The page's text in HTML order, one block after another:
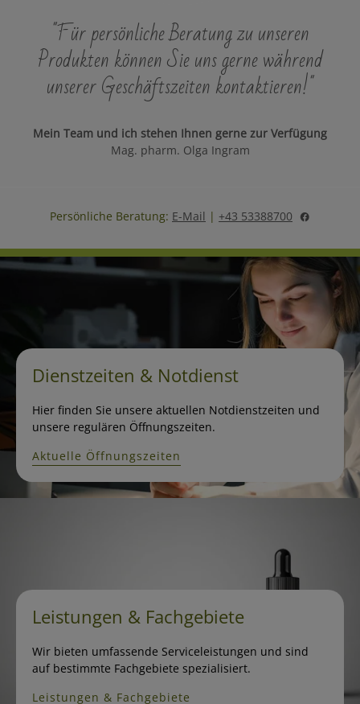
"Für persönliche Beratung zu unseren
Produkten können Sie uns gerne während
unserer Geschäftszeiten kontaktieren!"
Mein Team und ich stehen Ihnen gerne zur Verfügung
Mag. pharm. Olga Ingram
Persönliche Beratung: E-Mail | +43 53388700
Dienstzeiten & Notdienst
Hier finden Sie unsere aktuellen Notdienstzeiten und
unsere regulären Öffnungszeiten.
Aktuelle Öffnungszeiten
Leistungen & Fachgebiete
Wir bieten umfassende Serviceleistungen und sind
auf bestimmte Fachgebiete spezialisiert.
Leistungen & Fachgebiete